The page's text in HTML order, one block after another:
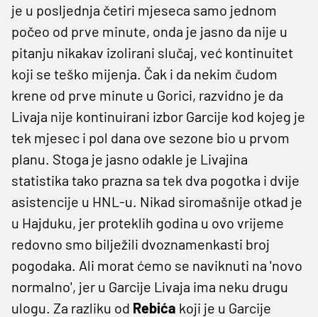
je u posljednja četiri mjeseca samo jednom
počeo od prve minute, onda je jasno da nije u
pitanju nikakav izolirani slučaj, već kontinuitet
koji se teško mijenja. Čak i da nekim čudom
krene od prve minute u Gorici, razvidno je da
Livaja nije kontinuirani izbor Garcije kod kojeg je
tek mjesec i pol dana ove sezone bio u prvom
planu. Stoga je jasno odakle je Livajina
statistika tako prazna sa tek dva pogotka i dvije
asistencije u HNL-u. Nikad siromašnije otkad je
u Hajduku, jer proteklih godina u ovo vrijeme
redovno smo bilježili dvoznamenkasti broj
pogodaka. Ali morat ćemo se naviknuti na 'novo
normalno', jer u Garcije Livaja ima neku drugu
ulogu. Za razliku od Rebića koji je u Garcije